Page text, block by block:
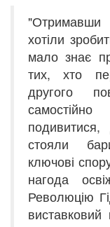
хотіли
мало знає
тих, хто
другого
стояли
ключові
нагода
Революцію
виставковий